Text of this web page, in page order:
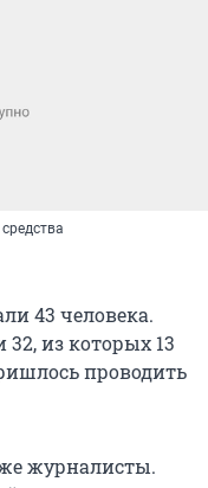
43 человека.
из которых 13
проводить
журналисты.